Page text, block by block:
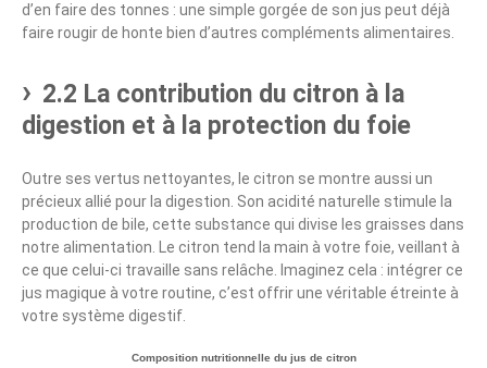
d’en faire des tonnes : une simple gorgée de son jus peut déjà
faire rougir de honte bien d’autres compléments alimentaires.
2.2 La contribution du citron à la
digestion et à la protection du foie
Outre ses vertus nettoyantes, le citron se montre aussi un
précieux allié pour la digestion. Son acidité naturelle stimule la
production de bile, cette substance qui divise les graisses dans
notre alimentation. Le citron tend la main à votre foie, veillant à
ce que celui-ci travaille sans relâche. Imaginez cela : intégrer ce
jus magique à votre routine, c’est offrir une véritable étreinte à
votre système digestif.
Composition nutritionnelle du jus de citron